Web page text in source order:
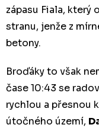
zápasu Fiala, který
stranu, jenže z
betony.
Broďáky to však
čase 10:43 se
rychlou a přesnou
útočného území,